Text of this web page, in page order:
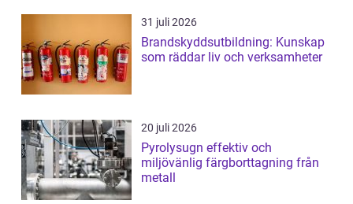
31 juli 2026
Brandskyddsutbildning: Kunskap
som räddar liv och verksamheter
20 juli 2026
Pyrolysugn effektiv och
miljövänlig färgborttagning från
metall